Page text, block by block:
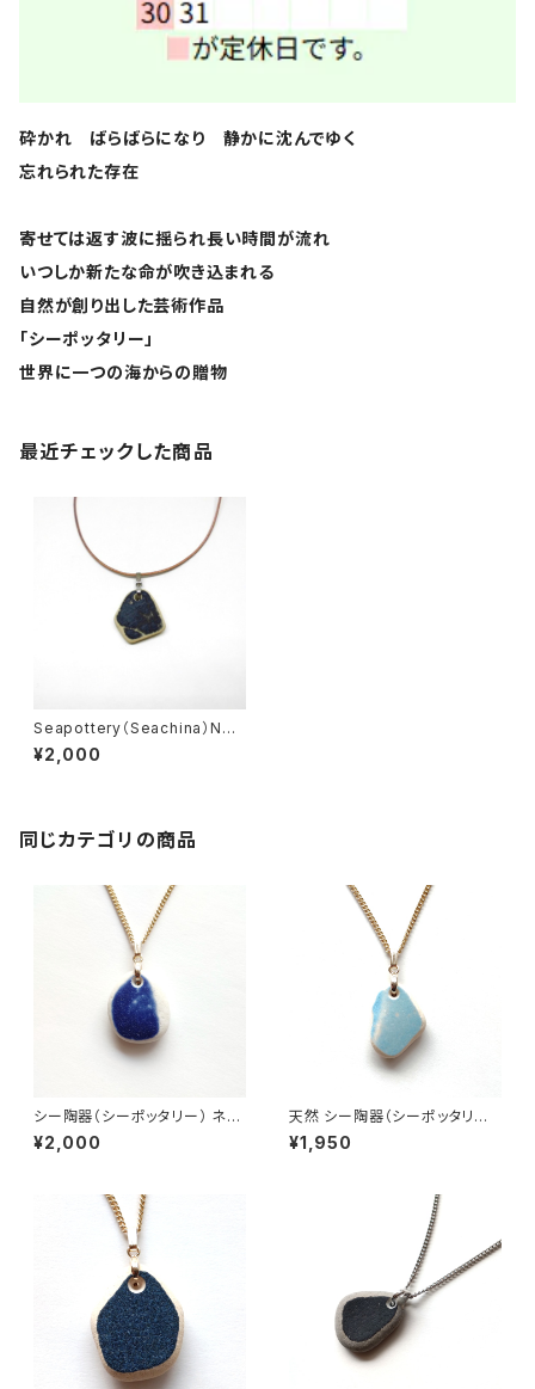
砕かれ ばらばらになり 静かに沈んでゆく
忘れられた存在
寄せては返す波に揺られ長い時間が流れ
いつしか新たな命が吹き込まれる
自然が創り出した芸術作品
「シーポッタリー」
世界に一つの海からの贈物
最近チェックした商品
Seapottery（Seachina）Nec
klace PN-1
¥2,000
同じカテゴリの商品
シー陶器（シーポッタリー） ネッ
クレス PN-28
¥2,000
天然 シー陶器（シーポッタリー）
ネックレス PN-26
¥1,950